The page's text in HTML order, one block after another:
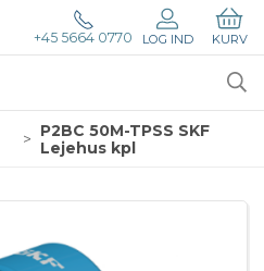
+45 5664 0770 LOG IND KURV
P2BC 50M-TPSS SKF
Lejehus kpl